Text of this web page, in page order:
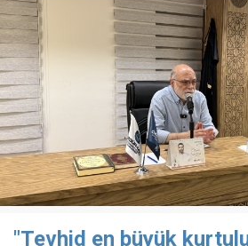
"Tevhid en büyük